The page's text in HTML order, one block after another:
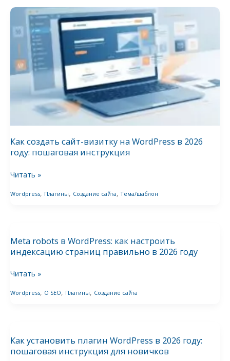
для
новичков
Как создать сайт-визитку на WordPress в 2026
году: пошаговая инструкция
создать
сайт-
визитку
WordPress
пошаговая
Читать »
Wordpress, Плагины, Создание сайта,Тема/шаблон
Meta robots в WordPress: как настроить
индексацию страниц правильно в 2026 году
в
WordPress:
как
индексацию
2026
Читать »
Wordpress, О SEO, Плагины, Создание сайта
Как установить плагин WordPress в 2026 году:
пошаговая инструкция для новичков
плагин
WordPress